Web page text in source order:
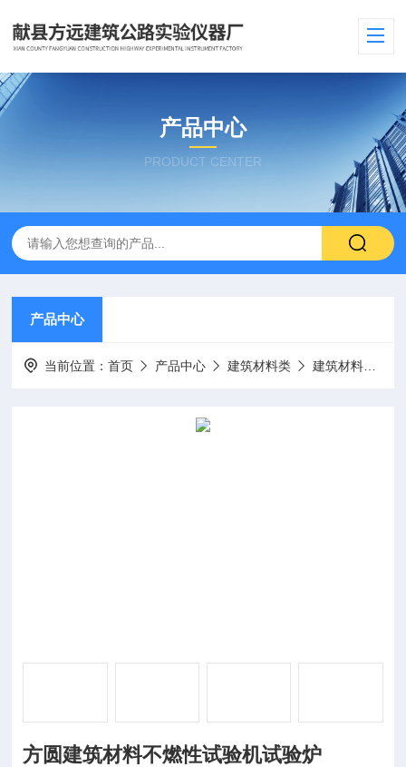
产品中心
PRODUCT CENTER
产品中心
当前位置：首页 产品中心 建筑材料类 建筑材料不燃性试验机
方圆建筑材料不燃性试验机试验炉